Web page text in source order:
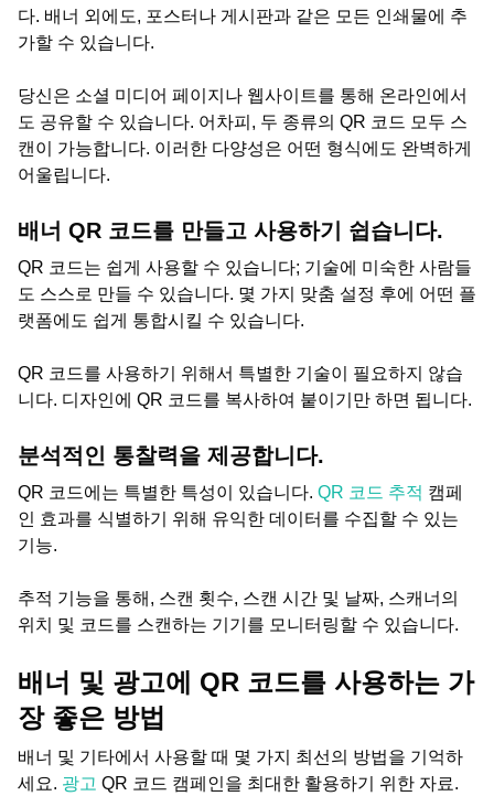
다. 배너 외에도, 포스터나 게시판과 같은 모든 인쇄물에 추
가할 수 있습니다.
당신은 소셜 미디어 페이지나 웹사이트를 통해 온라인에서
도 공유할 수 있습니다. 어차피, 두 종류의 QR 코드 모두 스
캔이 가능합니다. 이러한 다양성은 어떤 형식에도 완벽하게
어울립니다.
배너 QR 코드를 만들고 사용하기 쉽습니다.
QR 코드는 쉽게 사용할 수 있습니다; 기술에 미숙한 사람들
도 스스로 만들 수 있습니다. 몇 가지 맞춤 설정 후에 어떤 플
랫폼에도 쉽게 통합시킬 수 있습니다.
QR 코드를 사용하기 위해서 특별한 기술이 필요하지 않습
니다. 디자인에 QR 코드를 복사하여 붙이기만 하면 됩니다.
분석적인 통찰력을 제공합니다.
QR 코드에는 특별한 특성이 있습니다. QR 코드 추적 캠페
인 효과를 식별하기 위해 유익한 데이터를 수집할 수 있는
기능.
추적 기능을 통해, 스캔 횟수, 스캔 시간 및 날짜, 스캐너의
위치 및 코드를 스캔하는 기기를 모니터링할 수 있습니다.
배너 및 광고에 QR 코드를 사용하는 가
장 좋은 방법
배너 및 기타에서 사용할 때 몇 가지 최선의 방법을 기억하
세요. 광고 QR 코드 캠페인을 최대한 활용하기 위한 자료.